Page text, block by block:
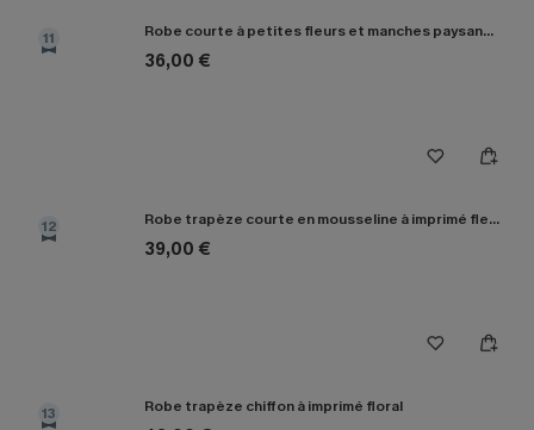
11 Robe courte à petites fleurs et manches paysannes
36,00 €
12 Robe trapèze courte en mousseline à imprimé fleuri
39,00 €
13 Robe trapèze chiffon à imprimé floral